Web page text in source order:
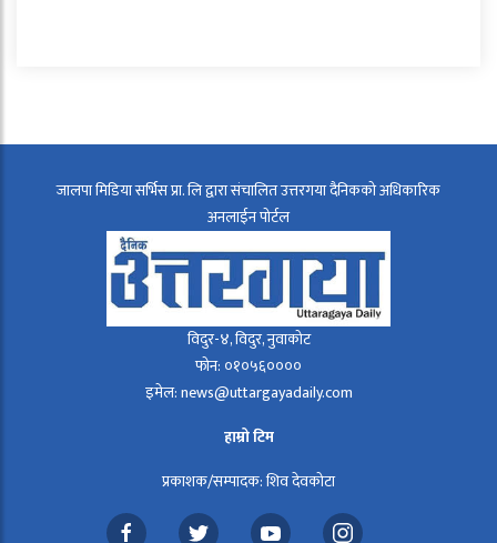
जालपा मिडिया सर्भिस प्रा. लि द्वारा संचालित उत्तरगया दैनिकको अधिकारिक
अनलाईन पोर्टल
विदुर-४, विदुर, नुवाकोट
फोन: ०१०५६००००
इमेल: news@uttargayadaily.com
हाम्रो टिम
प्रकाशक/सम्पादक: शिव देवकोटा